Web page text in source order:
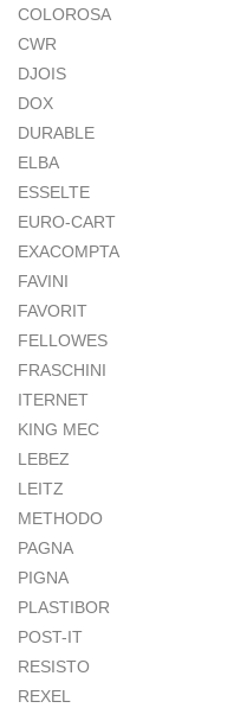
COLOROSA
CWR
DJOIS
DOX
DURABLE
ELBA
ESSELTE
EURO-CART
EXACOMPTA
FAVINI
FAVORIT
FELLOWES
FRASCHINI
ITERNET
KING MEC
LEBEZ
LEITZ
METHODO
PAGNA
PIGNA
PLASTIBOR
POST-IT
RESISTO
REXEL